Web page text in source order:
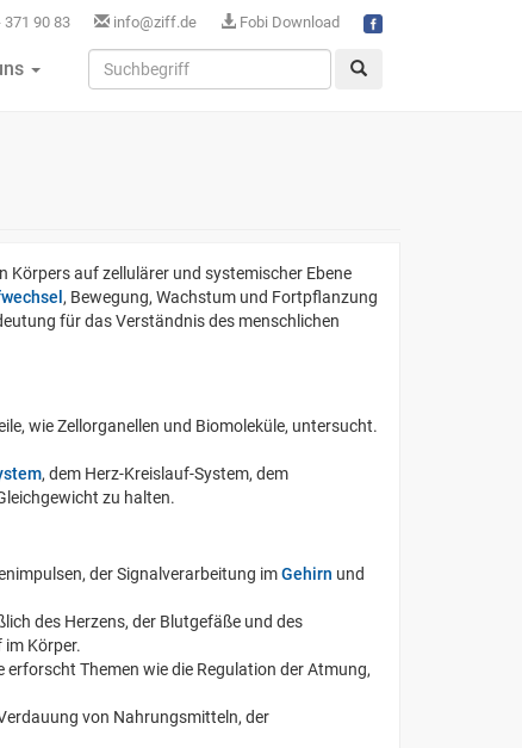
371 90 83 info@ziff.de Fobi Download
Körpers auf zellulärer und systemischer Ebene
, Bewegung, Wachstum und Fortpflanzung
für das Verständnis des menschlichen
wie Zellorganellen und Biomoleküle, untersucht.
, dem Herz-Kreislauf-System, dem
zu halten.
der Signalverarbeitung imGehirn und
des Herzens, der Blutgefäße und des
Körper.
Themen wie die Regulation der Atmung,
von Nahrungsmitteln, der